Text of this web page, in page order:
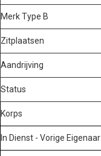
Merk Type B
Zitplaatsen
Aandrijving
Status
Korps
In Dienst - Vorige Eigenaar